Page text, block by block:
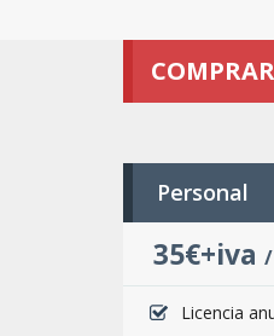
Personal
35€+iva
Licencia